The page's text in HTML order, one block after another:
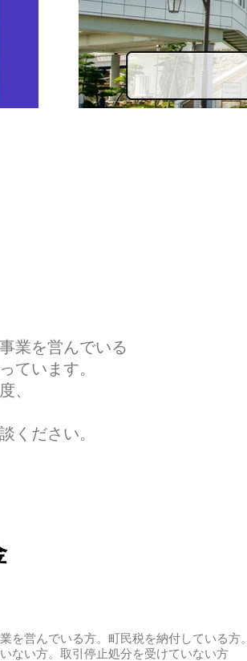
業を営んでいる
ています。
、
ください。
を営んでいる方。町民税を納付している方。
ない方。取引停止処分を受けていない方